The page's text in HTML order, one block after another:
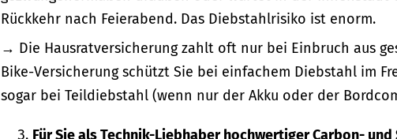
Rückkehr nach Feierabend. Das Diebstahlrisiko ist enorm.
→ Die Hausratversicherung zahlt oft nur bei Einbruch aus
Bike-Versicherung schützt Sie bei einfachem Diebstahl im
sogar bei Teildiebstahl (wenn nur der Akku oder der
Für Sie als Technik-Liebhaber hochwertiger Carbon-